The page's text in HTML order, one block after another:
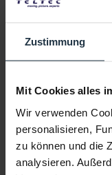
Zustimmung
Mit Cookies alles
Wir verwenden
personalisieren,
zu können und die
analysieren.
Beratung
Infos zu Hersteller
Folgende Infos
Weitere Artikel